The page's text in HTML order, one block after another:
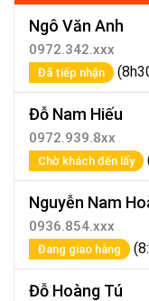
Ngô Văn Anh
0972.342.xxx
Đã tiếp nhận
Đỗ Nam Hiếu
0972.939.8xx
Chờ khách đến lấy
Nguyễn Nam
0936.854.xxx
Đang giao hàng
Đỗ Hoàng Tú